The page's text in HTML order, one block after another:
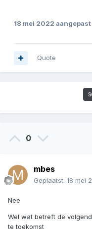
18 mei 2022
Quote
0
mbes
Geplaatst: 18 mei
Nee
Wel wat betreft de
te toekomst